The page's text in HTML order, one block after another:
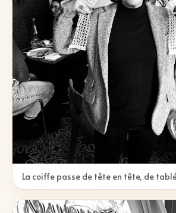
La coiffe passe de tête en tête, de